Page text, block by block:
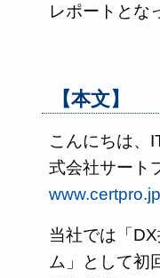
レポートとな
【本文】
こんにちは、
式会社サート
当社では「
ム」として初